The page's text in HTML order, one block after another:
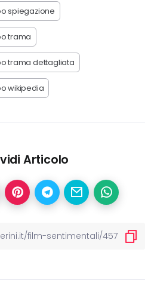
spiegazione
trama
trama dettagliata
wikipedia
Articolo